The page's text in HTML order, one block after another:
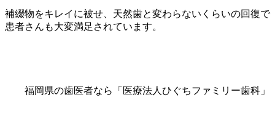
補綴物をキレイに被せ、天然歯と変わらないくらいの回復で
患者さんも大変満足されています。
福岡県の歯医者なら「医療法人ひぐちファミリー歯科」